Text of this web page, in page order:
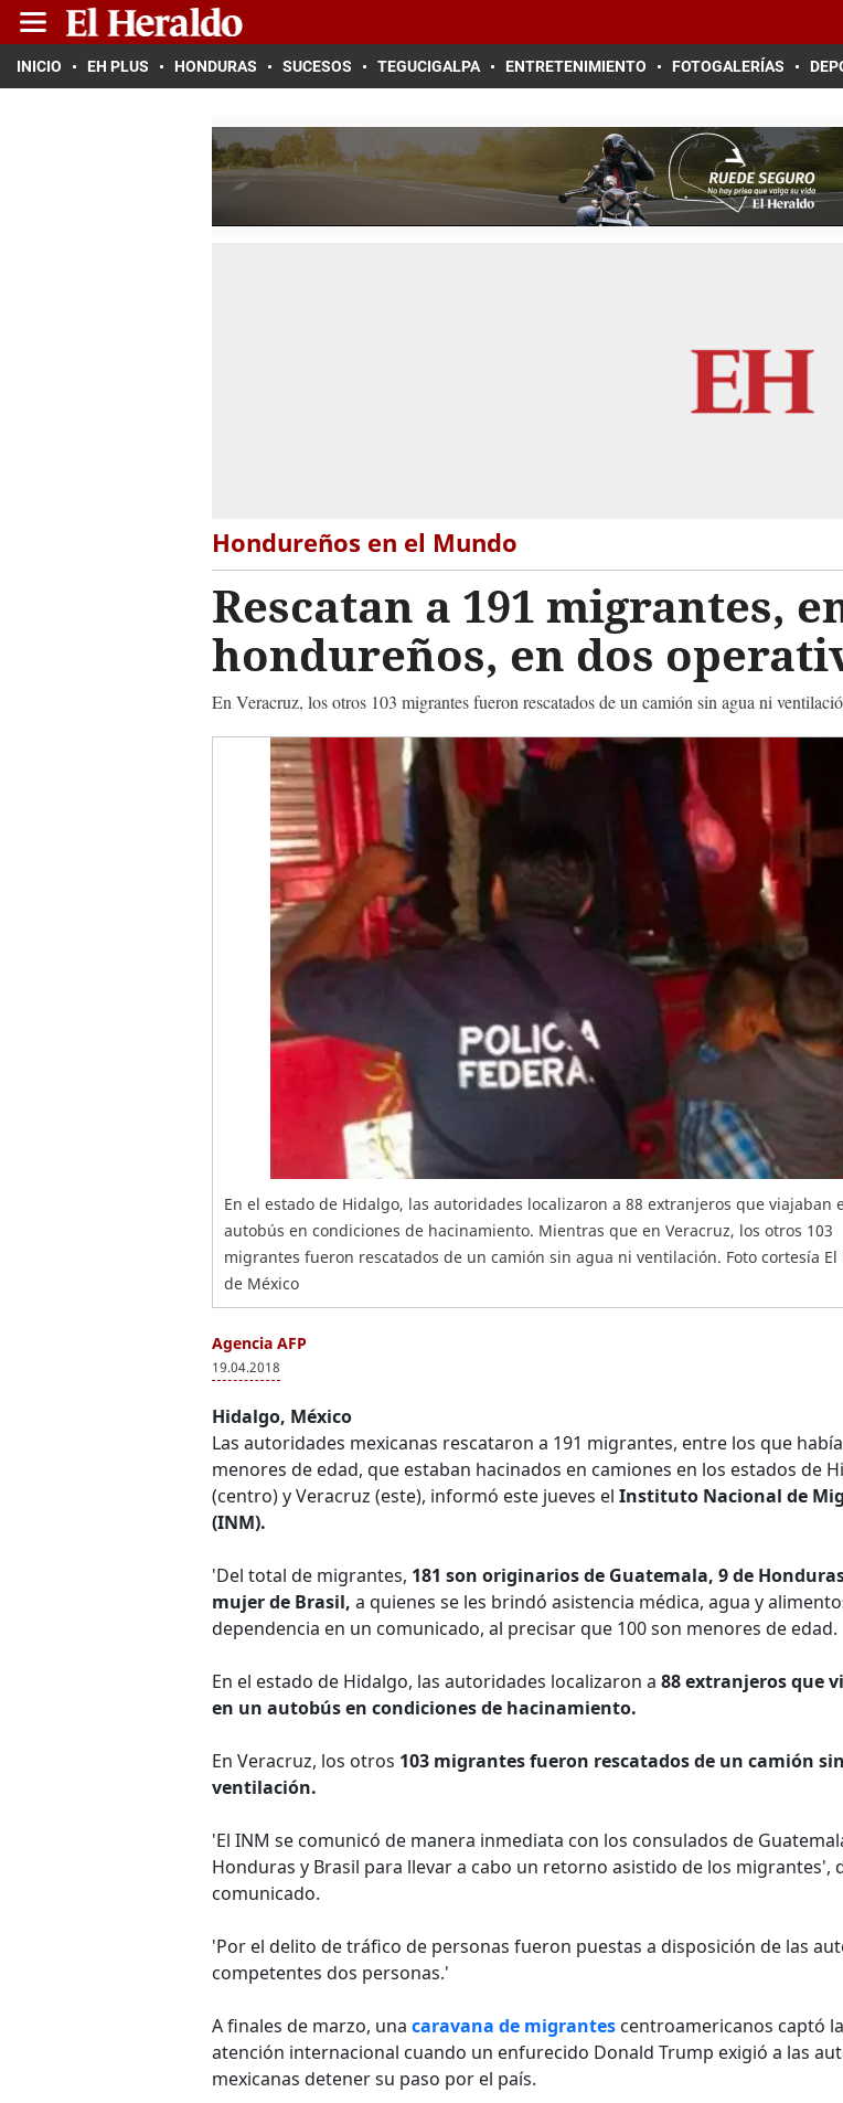
INICIO EH PLUS HONDURAS SUCESOS TEGUCIGALPA ENTRETENIMIENTO FOTOGALERÍAS
Hondureños en el Mundo
Rescatan a 191 migrantes,
hondureños, en dos
En Veracruz, los otros 103 migrantes fueron rescatados de un camión sin agua ni
En el estado de Hidalgo, las autoridades localizaron a 88 extranjeros que viajaban
autobús en condiciones de hacinamiento. Mientras que en Veracruz, los otros 103
migrantes fueron rescatados de un camión sin agua ni ventilación. Foto cortesía El
de México
Agencia AFP
19.04.2018
Hidalgo, México
Las autoridades mexicanas rescataron a 191 migrantes, entre los que
menores de edad, que estaban hacinados en camiones en los estados de
(centro) y Veracruz (este), informó este jueves el Instituto Nacional de
(INM).
'Del total de migrantes, 181 son originarios de Guatemala, 9 de
mujer de Brasil, a quienes se les brindó asistencia médica, agua y
dependencia en un comunicado, al precisar que 100 son menores de edad.
En el estado de Hidalgo, las autoridades localizaron a 88 extranjeros que
en un autobús en condiciones de hacinamiento.
En Veracruz, los otros 103 migrantes fueron rescatados de un camión
ventilación.
'El INM se comunicó de manera inmediata con los consulados de
Honduras y Brasil para llevar a cabo un retorno asistido de los migrantes',
comunicado.
'Por el delito de tráfico de personas fueron puestas a disposición de las
competentes dos personas.'
A finales de marzo, una caravana de migrantes centroamericanos captó la
atención internacional cuando un enfurecido Donald Trump exigió a las
mexicanas detener su paso por el país.